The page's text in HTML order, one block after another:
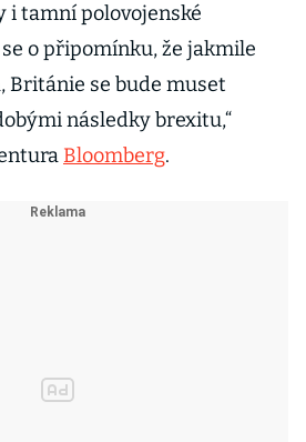
i tamní polovojenské
se o připomínku, že jakmile
Británie se bude muset
následky brexitu,“
Bloomberg.